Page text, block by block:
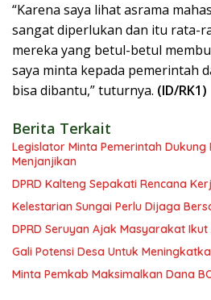
“Karena saya lihat asrama
sangat diperlukan dan itu rata-
mereka yang betul-betul
saya minta kepada pemerintah
bisa dibantu,” tuturnya. (ID/RK1)
Berita Terkait
Legislator Minta Pemerintah Dukung
Menjanjikan
DPRD Kalteng Sepakati Rencana
Kelestarian Sungai Perlu Dijaga
DPRD Seruyan Ajak Masyarakat
Gali Potensi Desa Untuk
Minta Pemkab Maksimalkan Dana